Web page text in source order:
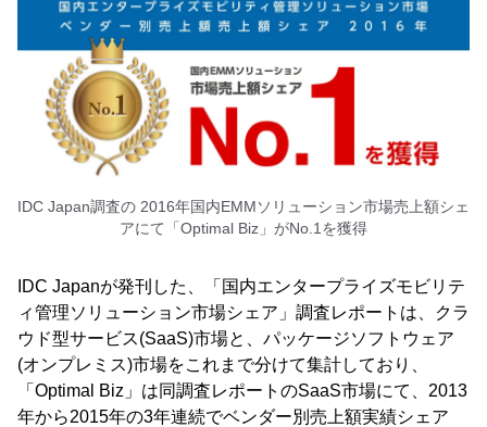
IDC Japan調査の 2016年国内EMMソリューション市場売上額シェ
アにて「Optimal Biz」がNo.1を獲得
IDC Japanが発刊した、「国内エンタープライズモビリテ
ィ管理ソリューション市場シェア」調査レポートは、クラ
ウド型サービス(SaaS)市場と、パッケージソフトウェア
(オンプレミス)市場をこれまで分けて集計しており、
「Optimal Biz」は同調査レポートのSaaS市場にて、2013
年から2015年の3年連続でベンダー別売上額実績シェア